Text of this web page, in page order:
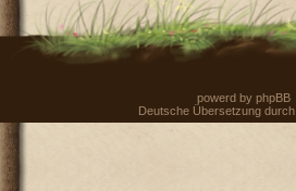
powerd by phpBB
Deutsche Übersetzung durch